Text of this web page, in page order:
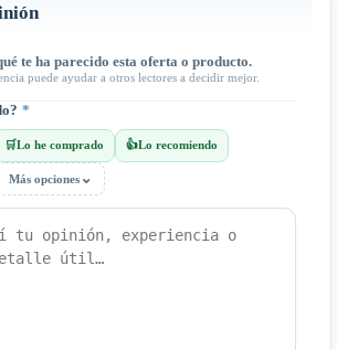
te ha parecido esta oferta o producto.
puede ayudar a otros lectores a decidir mejor.
*
🛒Lo he comprado 👍Lo recomiendo
Más opciones ⌄